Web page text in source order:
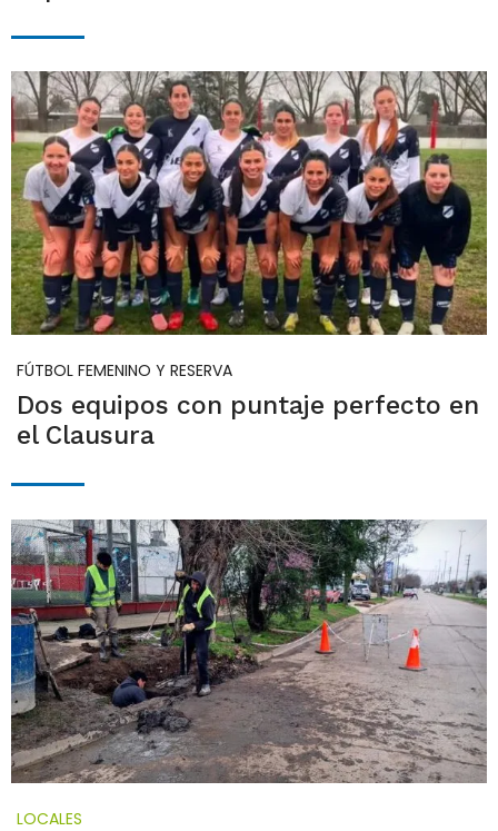
FÚTBOL FEMENINO Y RESERVA
Dos equipos con puntaje perfecto en
el Clausura
LOCALES